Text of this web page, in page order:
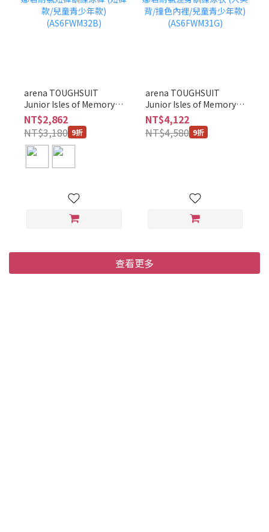
arena TOUGHSUIT
Junior Isles of Memory
夏威夷阿瑞娜君耐氯短褲
訓練泳褲 (短褲款/兒童青
少年款) (AS6FWM32B)
NT$2,862
NT$3,180 9折
arena TOUGHSUIT
Junior Isles of Memory
夏威夷阿瑞娜君耐氯連身
訓練泳衣 (大美背/撞色內
裡/兒童青少年款)
NT$4,122
NT$4,580 9折
查看更多